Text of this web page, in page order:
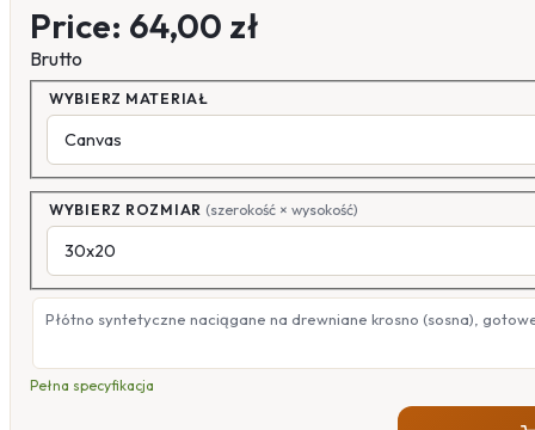
Price: 64,00 zł
Brutto
WYBIERZ MATERIAŁ
WYBIERZ ROZMIAR (szerokość × wysokość)
Płótno syntetyczne naciągane na drewniane krosno (sosna),
Pełna specyfikacja